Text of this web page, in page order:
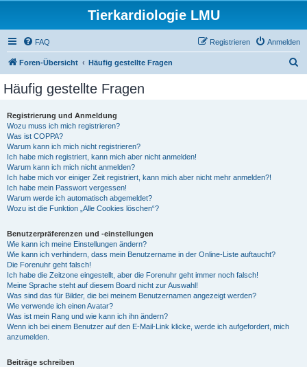
Tierkardiologie LMU
FAQ Anmelden
Registrieren
Foren-Übersicht Häufig gestellte Fragen
Häufig gestellte Fragen
Registrierung und Anmeldung
Wozu muss ich mich registrieren?
Was ist COPPA?
Warum kann ich mich nicht registrieren?
Ich habe mich registriert, kann mich aber nicht anmelden!
Warum kann ich mich nicht anmelden?
Ich habe mich vor einiger Zeit registriert, kann mich aber nicht mehr anmelden?!
Ich habe mein Passwort vergessen!
Warum werde ich automatisch abgemeldet?
Wozu ist die Funktion „Alle Cookies löschen“?
Benutzerpräferenzen und -einstellungen
Wie kann ich meine Einstellungen ändern?
Wie kann ich verhindern, dass mein Benutzername in der Online-Liste auftaucht?
Die Forenuhr geht falsch!
Ich habe die Zeitzone eingestellt, aber die Forenuhr geht immer noch falsch!
Meine Sprache steht auf diesem Board nicht zur Auswahl!
Was sind das für Bilder, die bei meinem Benutzernamen angezeigt werden?
Wie verwende ich einen Avatar?
Was ist mein Rang und wie kann ich ihn ändern?
Wenn ich bei einem Benutzer auf den E-Mail-Link klicke, werde ich aufgefordert, mich
anzumelden.
Beiträge schreiben